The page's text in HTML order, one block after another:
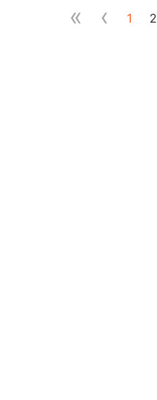
« ‹ 1 2